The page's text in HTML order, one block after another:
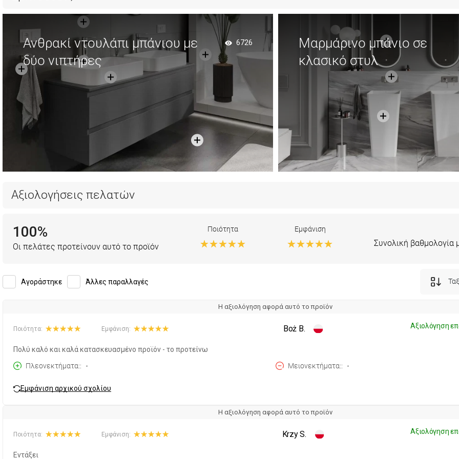
Ανθρακί ντουλάπι μπάνιου με
δύο νιπτήρες
6726
Μαρμάρινο μπάνιο σε
κλασικό στυλ
Αξιολογήσεις πελατών
100%
Οι πελάτες προτείνουν αυτό το προϊόν
Ποιότητα Εμφάνιση
Συνολική βαθμολογία
Αγοράστηκε Άλλες παραλλαγές
Η αξιολόγηση αφορά αυτό το προϊόν
Boż B. Αξιολόγηση
Ποιότητα: Εμφάνιση:
Πολύ καλό και καλά κατασκευασμένο προϊόν - το προτείνω
Πλεονεκτήματα:
- Μειονεκτήματα: -
Εμφάνιση αρχικού σχολίου
Η αξιολόγηση αφορά αυτό το προϊόν
Krzy S. Αξιολόγηση
Ποιότητα: Εμφάνιση:
Εντάξει